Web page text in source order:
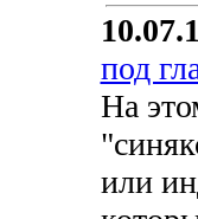
под
На
или